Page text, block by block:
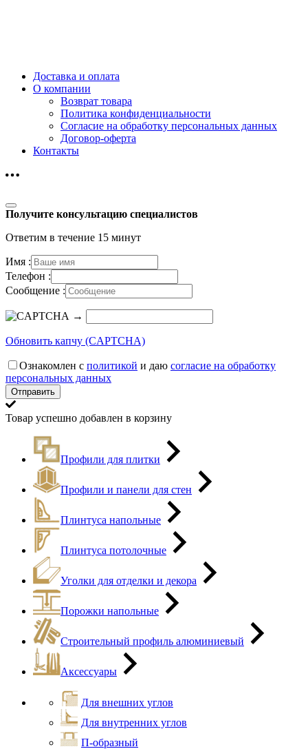
Доставка и оплата
О компании
Возврат товара
Политика конфиденциальности
Согласие на обработку персональных данных
Договор-оферта
Контакты
Получите консультацию специалистов
Ответим в течение 15 минут
Имя :
Телефон :
Сообщение :
→
Обновить капчу (CAPTCHA)
Ознакомлен с политикой и даю согласие на обработку
персональных данных
Товар успешно добавлен в корзину
Профили для плитки
Профили и панели для стен
Плинтуса напольные
Плинтуса потолочные
Уголки для отделки и декора
Порожки напольные
Строительный профиль алюминиевый
Аксессуары
Для внешних углов
Для внутренних углов
П-образный